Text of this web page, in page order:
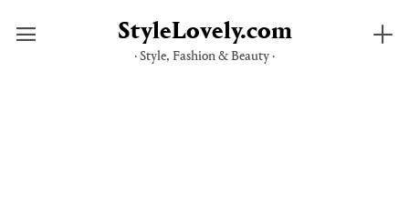
StyleLovely.com
· Style, Fashion & Beauty ·